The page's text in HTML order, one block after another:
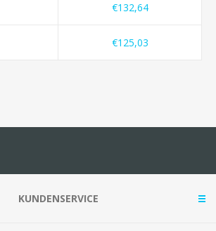
€132,64
€125,03
KUNDENSERVICE